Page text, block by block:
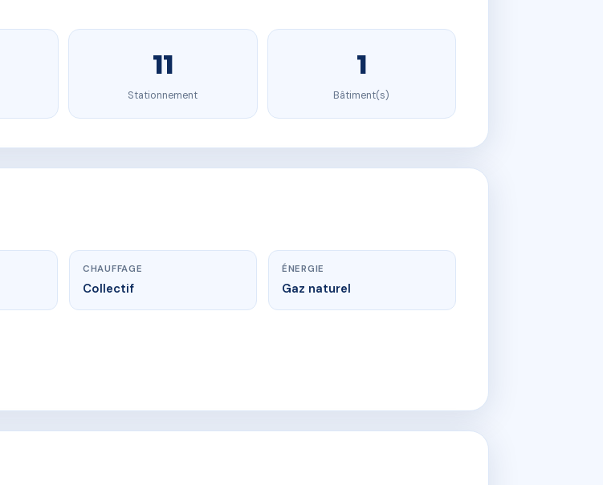
11
Stationnement
1
Bâtiment(s)
CHAUFFAGE
Collectif
ÉNERGIE
Gaz naturel